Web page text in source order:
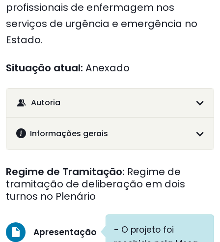
profissionais de enfermagem nos
serviços de urgência e emergência no
Estado.
Situação atual: Anexado
Autoria
Informações gerais
Regime de Tramitação: Regime de
tramitação de deliberação em dois
turnos no Plenário
insert_drive_file Apresentação
- O projeto foi